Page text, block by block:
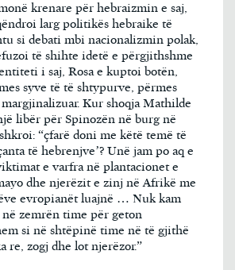
krenare për hebraizmin e saj,
larg politikës hebraike të
si debati mbi nacionalizmin polak,
të shihte idetë e përgjithshme
i saj, Rosa e kuptoi botën,
syve të të shtypurve, përmes
Kur shoqja Mathilde
libër për Spinozën në burg në
“çfarë doni me këtë temë të
të hebrenjve’? Unë jam po aq e
e varfra në plantacionet e
dhe njerëzit e zinj në Afrikë me
evropianët luajnë … Nuk kam
zemrën time për geton
si në shtëpinë time në të gjithë
re, zogj dhe lot njerëzor.”